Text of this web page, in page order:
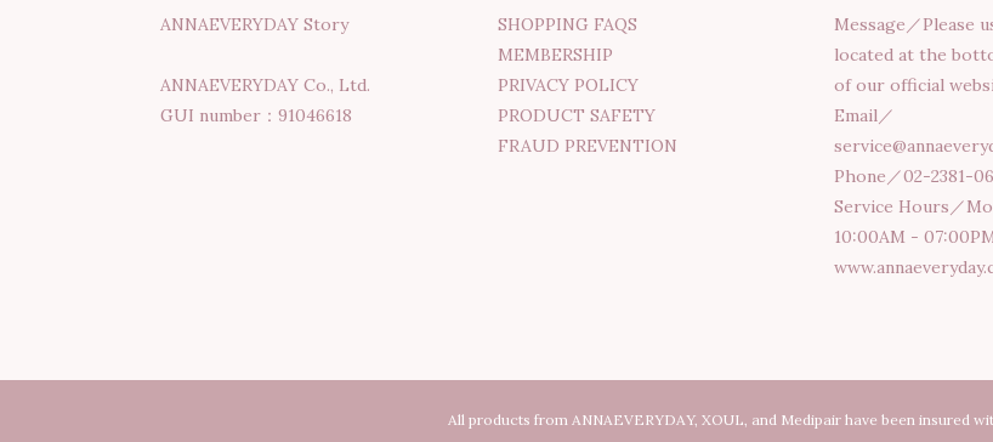
ANNAEVERYDAY Story
ANNAEVERYDAY Co., Ltd.
GUI number：91046618
SHOPPING FAQS
MEMBERSHIP
PRIVACY POLICY
PRODUCT SAFETY
FRAUD PREVENTION
Message／Please
located at the
of our official
Email／
Phone／02-2381-
Service Hours／
10:00AM -
All products from ANNAEVERYDAY, XOUL, and Medipair have been insured